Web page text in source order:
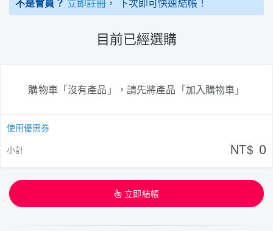
不是會員？ 立即註冊 ， 下次即可快速結帳！
目前已經選購
購物車「沒有產品」，請先將產品「加入購物車」
使用優惠券
小計
NT$ 0
立即結帳